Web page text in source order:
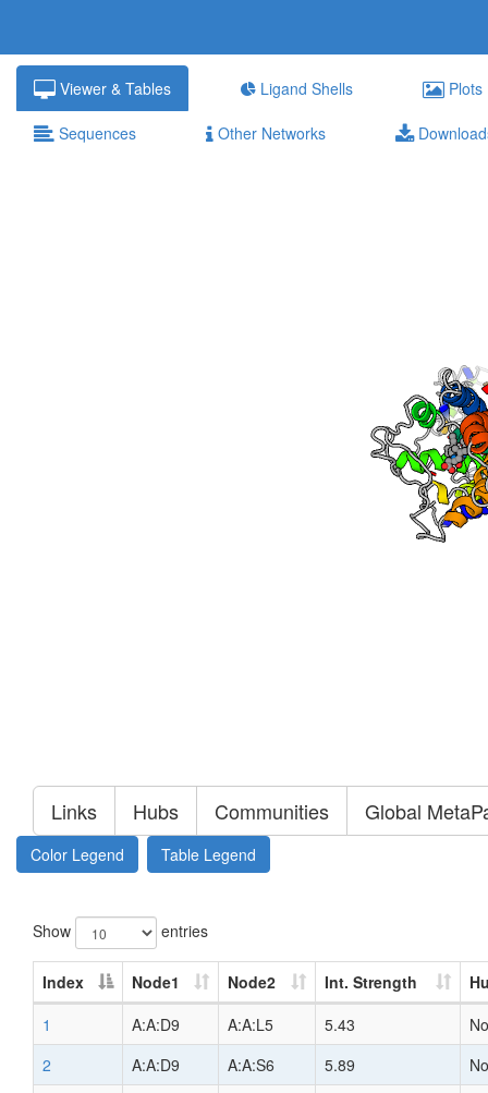
Viewer & Tables Ligand Shells Plots
Sequences Other Networks
Links Hubs Communities Global
Color Legend Table Legend
Show entries
Index Node1 Node2 Int. Strength
1
A:A:D9 A:A:L5 5.43
No
2
A:A:D9 A:A:S6 5.89
No